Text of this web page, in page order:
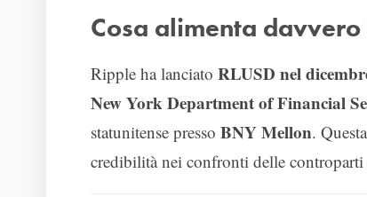
Cosa alimenta
Ripple ha lanciato RLUSD nel
New York Department of Financial
statunitense presso BNY Mellon.
credibilità nei confronti delle